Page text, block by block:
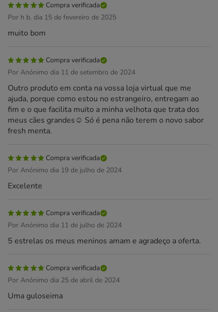
Compra verificada
Por h b. dia 15 de fevereiro de 2025
muito bom
Compra verificada
Por Anónimo dia 11 de setembro de 2024
Outro produto em conta na vossa loja virtual que me
ajuda, porque como estou no estrangeiro, entregam ao
fim e o que facilita muito a minha velhota que trata dos
meus cães grandes☺️ Só é pena não terem o novo sabor
fresh menta.
Compra verificada
Por Anónimo dia 19 de julho de 2024
Excelente
Compra verificada
Por Anónimo dia 11 de julho de 2024
5 estrelas os meus meninos amam e agradeço a oferta.
Compra verificada
Por Anónimo dia 25 de abril de 2024
Uma guloseima